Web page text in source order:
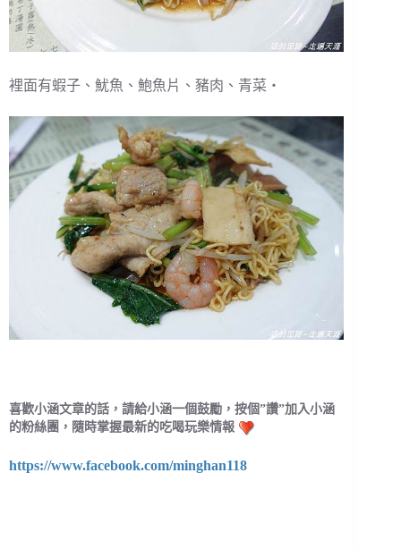
裡面有蝦子、魷魚、鮑魚片、豬肉、青菜・
喜歡小涵文章的話，請給小涵一個鼓勵，按個”讚”加入小涵
的粉絲團，隨時掌握最新的吃喝玩樂情報
https://www.facebook.com/minghan118